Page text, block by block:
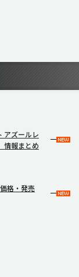
アズールレ
情報まとめ
格・発売